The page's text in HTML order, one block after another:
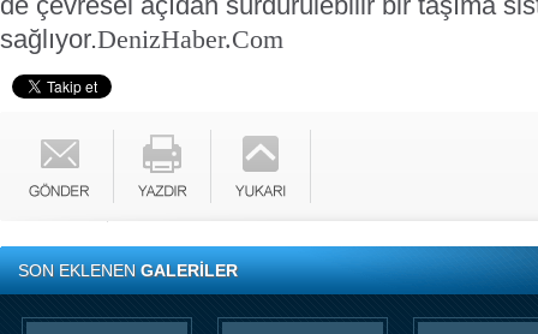
sağlıyor.DenizHaber.Com
SON EKLENENGALERİLER